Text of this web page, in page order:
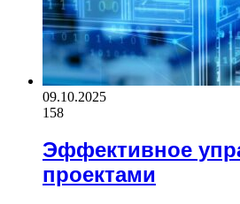
09.10.2025
158
Эффективное
проектами